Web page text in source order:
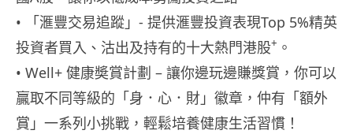
• 「滙豐交易追蹤」- 提供滙豐投資表現Top 5%精英
投資者買入、沽出及持有的十大熱門港股+ 。
• Well+ 健康奬賞計劃 – 讓你邊玩邊賺獎賞，你可以
贏取不同等級的「身．心．財」徽章，仲有「額外
賞」一系列小挑戰，輕鬆培養健康生活習慣！